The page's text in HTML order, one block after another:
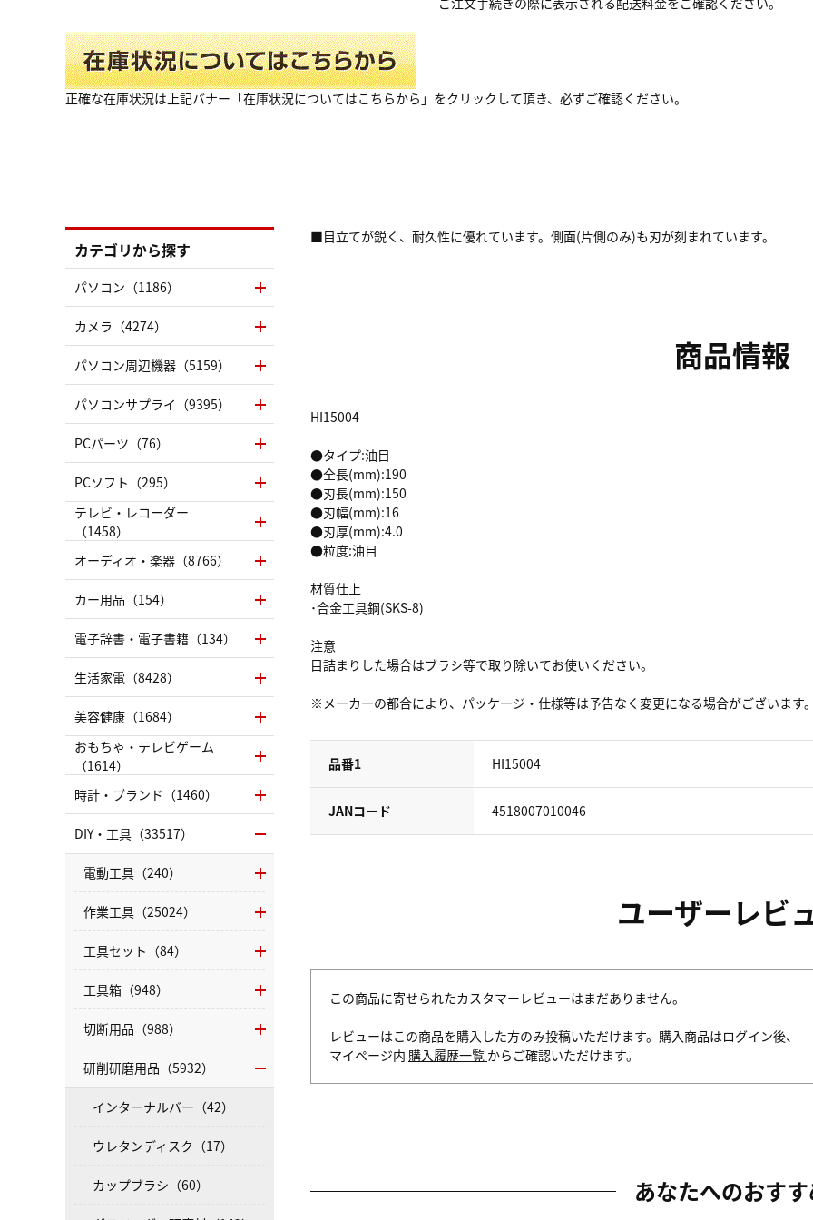
正確な在庫状況は上記バナー「在庫状況についてはこちらから」をクリックして頂き、必ずご確認ください。
■目立てが鋭く、耐久性に優れています。側面(片側のみ)も刃が刻まれています。
商品情報
HI15004
●タイプ:油目
●全長(mm):190
●刃長(mm):150
●刃幅(mm):16
●刃厚(mm):4.0
●粒度:油目
材質仕上
･合金工具鋼(SKS-8)
注意
目詰まりした場合はブラシ等で取り除いてお使いください。
※メーカーの都合により、パッケージ・仕様等は予告なく変更になる場合がございます
品番1 HI15004
JANコード 4518007010046
ユーザーレビ
この商品に寄せられたカスタマーレビューはまだありません。
レビューはこの商品を購入した方のみ投稿いただけます。購入商品はログイン後、
マイページ内 購入履歴一覧 からご確認いただけます。
あなたへのおす
カテゴリから探す
パソコン（1186）
カメラ（4274）
パソコン周辺機器（5159）
パソコンサプライ（9395）
PCパーツ（76）
PCソフト（295）
テレビ・レコーダー
（1458）
オーディオ・楽器（8766）
カー用品（154）
電子辞書・電子書籍（134）
生活家電（8428）
美容健康（1684）
おもちゃ・テレビゲーム
（1614）
時計・ブランド（1460）
DIY・工具（33517）
電動工具（240）
作業工具（25024）
工具セット（84）
工具箱（948）
切断用品（988）
研削研磨用品（5932）
インターナルバー（42）
ウレタンディスク（17）
カップブラシ（60）